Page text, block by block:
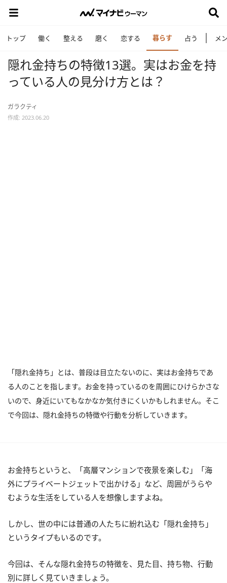
トップ 働く 整える 磨く 恋する 暮らす 占う メ
隠れ金持ちの特徴13選。実はお金を持
っている人の見分け方とは？
ガラクティ
作成: 2023.06.20
「隠れ金持ち」とは、普段は目立たないのに、実はお金持ちであ
る人のことを指します。お金を持っているのを周囲にひけらかさな
いので、身近にいてもなかなか気付きにくいかもしれません。そこ
で今回は、隠れ金持ちの特徴や行動を分析していきます。
お金持ちというと、「高層マンションで夜景を楽しむ」「海
外にプライベートジェットで出かける」など、周囲がうらや
むような生活をしている人を想像しますよね。
しかし、世の中には普通の人たちに紛れ込む「隠れ金持ち」
というタイプもいるのです。
今回は、そんな隠れ金持ちの特徴を、見た目、持ち物、行動
別に詳しく見ていきましょう。